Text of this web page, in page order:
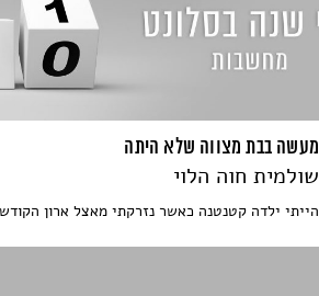
מעשה בבת מצווה שלא היתה
שולמית חוה הלוי
הייתי ילדה קטנטנה כאשר נזרקתי מאצל ארון